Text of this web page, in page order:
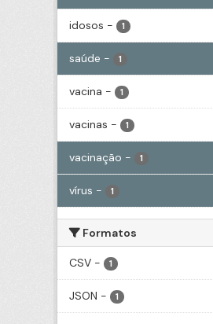
idosos - 1
saúde - 1
vacina - 1
vacinas - 1
vacinação - 1
vírus - 1
Formatos
CSV - 1
JSON - 1